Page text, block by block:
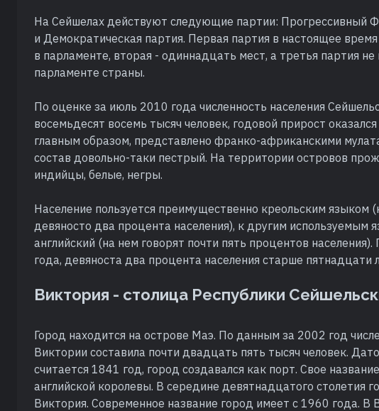
На Сейшелах действуют следующие партии: Прогрессивный
и Демократическая партия. Первая партия в настоящее
в парламенте, вторая - одиннадцать мест, а третья партия не
парламенте страны.
По оценке за июль 2010 года численность населения
восемьдесят восемь тысяч человек, годовой прирост
главным образом, представлено франко-африканскими
состав довольно-таки пестрый. На территории островов
индийцы, белые, негры.
Население пользуется преимущественно креольским языком
девяносто два процента населения), к другим используемым
английский (на нем говорят почти пять процентов
года, девяноста два процента населения старше пятнадцати
Виктория - столица Республики
Город находится на острове Маэ. По данным за 2002 год
Виктории составила почти двадцать пять тысяч человек.
считается 1841 год, город создавался как порт. Свое
английской королевы. В середине девятнадцатого столетия
Виктория. Современное название город имеет с 1960 года. В